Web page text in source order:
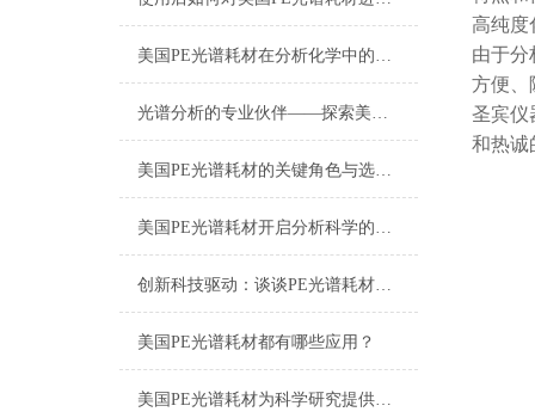
美国PE光谱耗材在分析化学中的多样化应用与技术进展
光谱分析的专业伙伴——探索美国PE光谱耗材的世界
美国PE光谱耗材的关键角色与选择指南
美国PE光谱耗材开启分析科学的新篇章
创新科技驱动：谈谈PE光谱耗材的应用与发展
美国PE光谱耗材都有哪些应用？
美国PE光谱耗材为科学研究提供有效的支持
高纯度
由于分
方便、
圣宾仪
和热诚